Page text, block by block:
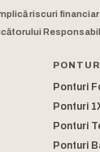
riscuri
Ponturi
Ponturi
Ponturi
Ponturi